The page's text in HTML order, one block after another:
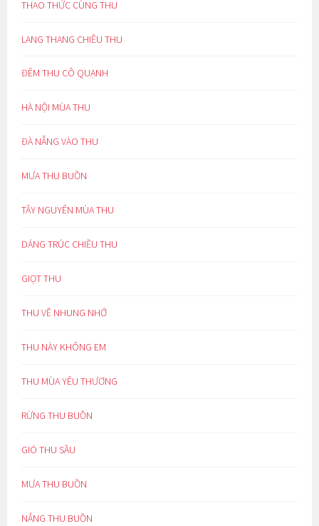
THAO THỨC CÙNG THU
LANG THANG CHIỀU THU
ĐÊM THU CÔ QUẠNH
HÀ NỘI MÙA THU
ĐÀ NẴNG VÀO THU
MƯA THU BUỒN
TÂY NGUYÊN MÙA THU
DÁNG TRÚC CHIỀU THU
GIỌT THU
THU VỀ NHUNG NHỚ
THU NÀY KHÔNG EM
THU MÙA YÊU THƯƠNG
RỪNG THU BUỒN
GIÓ THU SẦU
MƯA THU BUỒN
NẮNG THU BUỒN